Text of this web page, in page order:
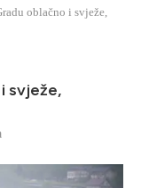
oblačno i svježe,
svježe,